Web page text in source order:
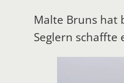
Malte Bruns hat
Seglern schaffte